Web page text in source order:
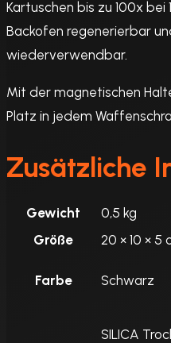
Kartuschen bis zu 100x bei
Backofen regenerierbar
wiederverwendbar.
Mit der magnetischen
Platz in jedem
Zusätzliche
Gewicht
0,5 kg
Größe
20 × 10 × 5
Farbe Schwarz
SILICA